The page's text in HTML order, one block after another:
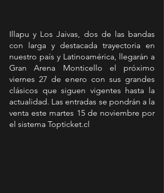
Illapu y Los Jaivas, dos de las bandas
con larga y destacada trayectoria en
nuestro país y Latinoamérica, llegarán a
Gran Arena Monticello el próximo
viernes 27 de enero con sus grandes
clásicos que siguen vigentes hasta la
actualidad. Las entradas se pondrán a la
venta este martes 15 de noviembre por
el sistema Topticket.cl